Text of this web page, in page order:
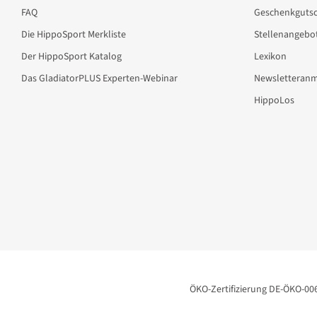
FAQ
Die HippoSport Merkliste
Der HippoSport Katalog
Das GladiatorPLUS Experten-Webinar
Lexikon
HippoLos
ÖKO-Zertifizierung DE-ÖKO-